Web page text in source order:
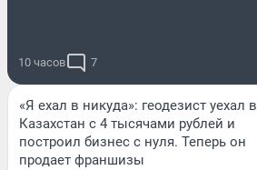
10 часов 7
«Я ехал в никуда»: геодезист уехал в
Казахстан с 4 тысячами рублей и
построил бизнес с нуля. Теперь он
продает франшизы